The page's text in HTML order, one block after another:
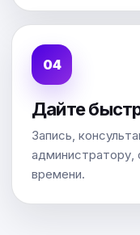
Дайте
Запись,
администратору,
времени.